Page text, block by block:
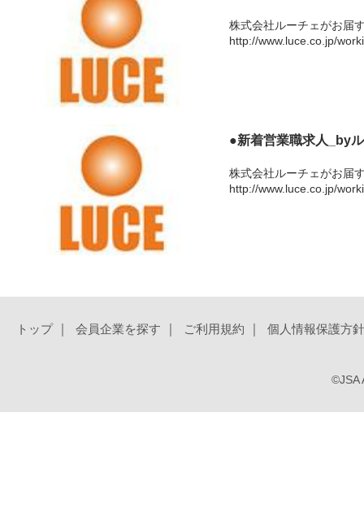
株式会社ルーチェがお届
http://www.luce.co.jp/
●新着営業職求人_by
株式会社ルーチェがお届
http://www.luce.co.jp/
トップ｜ 会員企業を探す ｜ ご利用規約 ｜ 個人情報保護方針
©JSA